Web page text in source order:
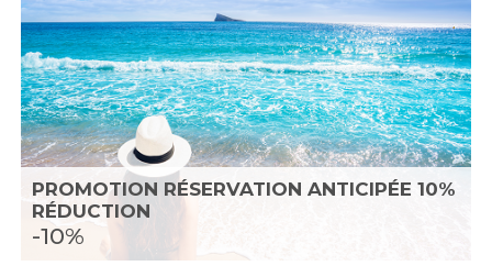
PROMOTION RÉSERVATION ANTICIPÉE 10%
RÉDUCTION
-10%